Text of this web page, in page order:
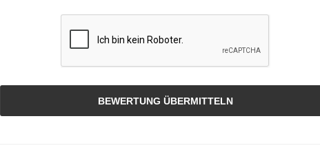
BEWERTUNG ÜBERMITTELN